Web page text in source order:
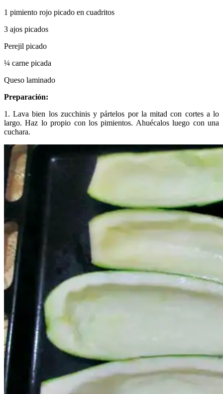
1 pimiento rojo picado en cuadritos
3 ajos picados
Perejil picado
¼ carne picada
Queso laminado
Preparación:
1. Lava bien los zucchinis y pártelos por la mitad con cortes a lo
largo. Haz lo propio con los pimientos. Ahuécalos luego con una
cuchara.